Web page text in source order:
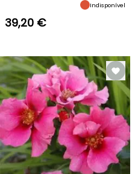
Indisponível
39,20 €